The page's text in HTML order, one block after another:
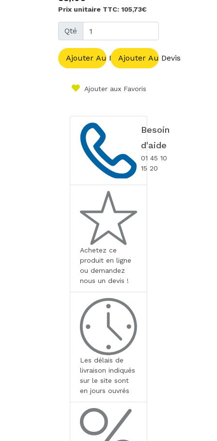
Prix unitaire TTC: 105,73€
Qté
Ajouter Au PanierAjouter Au Devis
Ajouter aux Favoris
Besoin
d'aide
01 45 10
15 20
Achetez ce
produit en ligne
ou demandez
nous un devis !
Les délais de
livraison indiqués
sur le site sont
en jours ouvrés